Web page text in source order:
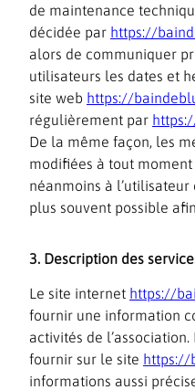
de maintenance
décidée par https://
alors de communiquer
utilisateurs les dates et
site web https://
régulièrement par
De la même façon, les
modifiées à tout moment
néanmoins à l’utilisateur
plus souvent possible
3. Description des
Le site internet https://
fournir une information
activités de l’association.
fournir sur le site https://
informations aussi